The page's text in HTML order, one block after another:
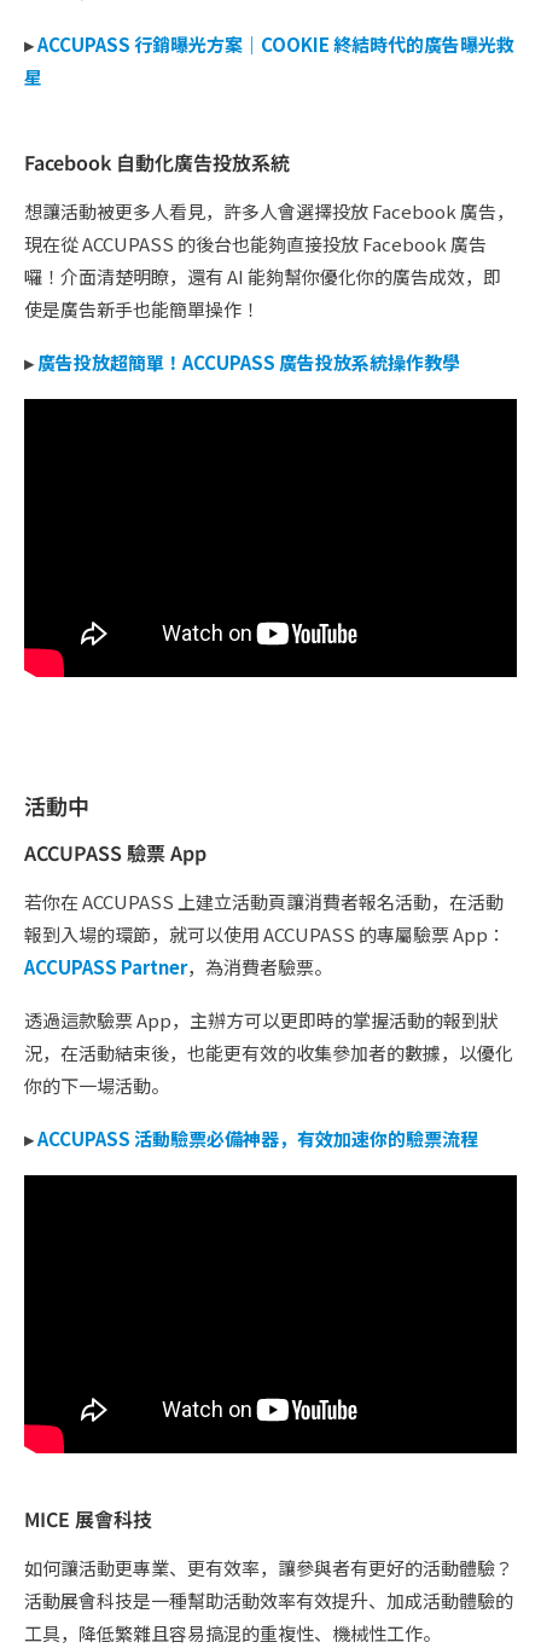
▸ACCUPASS 行銷曝光方案｜COOKIE 終結時代的廣告曝光救
星
Facebook 自動化廣告投放系統
想讓活動被更多人看見，許多人會選擇投放 Facebook 廣告，
現在從 ACCUPASS 的後台也能夠直接投放 Facebook 廣告
囉！介面清楚明瞭，還有 AI 能夠幫你優化你的廣告成效，即
使是廣告新手也能簡單操作！
▸廣告投放超簡單！ACCUPASS 廣告投放系統操作教學
活動中
ACCUPASS 驗票 App
若你在 ACCUPASS 上建立活動頁讓消費者報名活動，在活動
報到入場的環節，就可以使用 ACCUPASS 的專屬驗票 App：
ACCUPASS Partner，為消費者驗票。
透過這款驗票 App，主辦方可以更即時的掌握活動的報到狀
況，在活動結束後，也能更有效的收集參加者的數據，以優化
你的下一場活動。
▸ACCUPASS 活動驗票必備神器，有效加速你的驗票流程
MICE 展會科技
如何讓活動更專業、更有效率，讓參與者有更好的活動體驗？
活動展會科技是一種幫助活動效率有效提升、加成活動體驗的
工具，降低繁雜且容易搞混的重複性、機械性工作。